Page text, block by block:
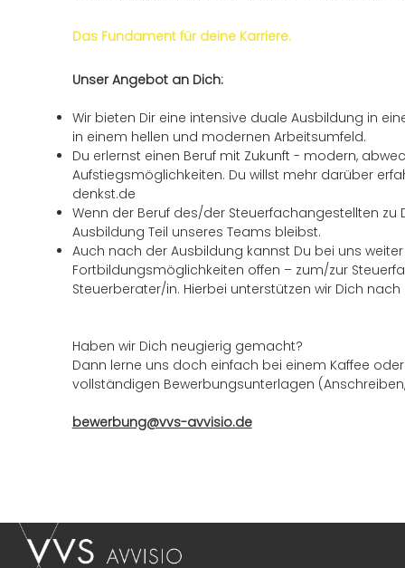
Das Fundament für deine Karriere.
Unser Angebot an Dich:
Wir bieten Dir eine intensive duale Ausbildung in
in einem hellen und modernen Arbeitsumfeld.
Du erlernst einen Beruf mit Zukunft - modern,
Aufstiegsmöglichkeiten. Du willst mehr darüber
denkst.de
Wenn der Beruf des/der Steuerfachangestellten
Ausbildung Teil unseres Teams bleibst.
Auch nach der Ausbildung kannst Du bei uns
Fortbildungsmöglichkeiten offen – zum/zur
Steuerberater/in. Hierbei unterstützen wir Dich
Haben wir Dich neugierig gemacht?
Dann lerne uns doch einfach bei einem Kaffee
vollständigen Bewerbungsunterlagen
bewerbung@vvs-avvisio.de